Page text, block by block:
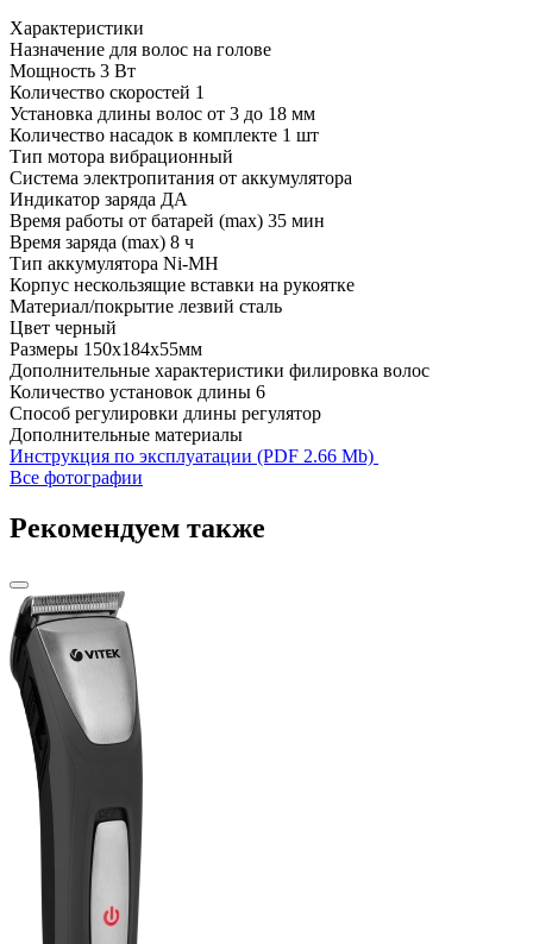
Характеристики
Назначение для волос на голове
Мощность 3 Вт
Количество скоростей 1
Установка длины волос от 3 до 18 мм
Количество насадок в комплекте 1 шт
Тип мотора вибрационный
Система электропитания от аккумулятора
Индикатор заряда ДА
Время работы от батарей (max) 35 мин
Время заряда (max) 8 ч
Тип аккумулятора Ni-MH
Корпус нескользящие вставки на рукоятке
Материал/покрытие лезвий сталь
Цвет черный
Размеры 150x184x55мм
Дополнительные характеристики филировка волос
Количество установок длины 6
Способ регулировки длины регулятор
Дополнительные материалы
Инструкция по эксплуатации (PDF 2.66 Mb)
Все фотографии
Рекомендуем также